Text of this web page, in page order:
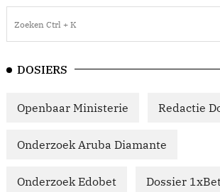
DOSIERS
Openbaar Ministerie Redactie
Onderzoek Aruba Diamante
Onderzoek Edobet Dossier